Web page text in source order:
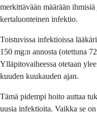
merkittävään määrään
kertaluonteinen infektio.
Toistuvissa infektioissa
150 mg:n annosta (otettuna
Ylläpitovaiheessa otetaan
kuuden kuukauden ajan.
Tämä pidempi hoito auttaa
uusia infektioita. Vaikka se